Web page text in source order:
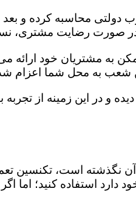
محاسبه کرده و بعد از
و در صورت رضایت مشتری،
به مشتریان خود
شعب به محل شما اعزام
و در این زمینه از
نگذشته است، تکنسین
استفاده کنید؛ اما